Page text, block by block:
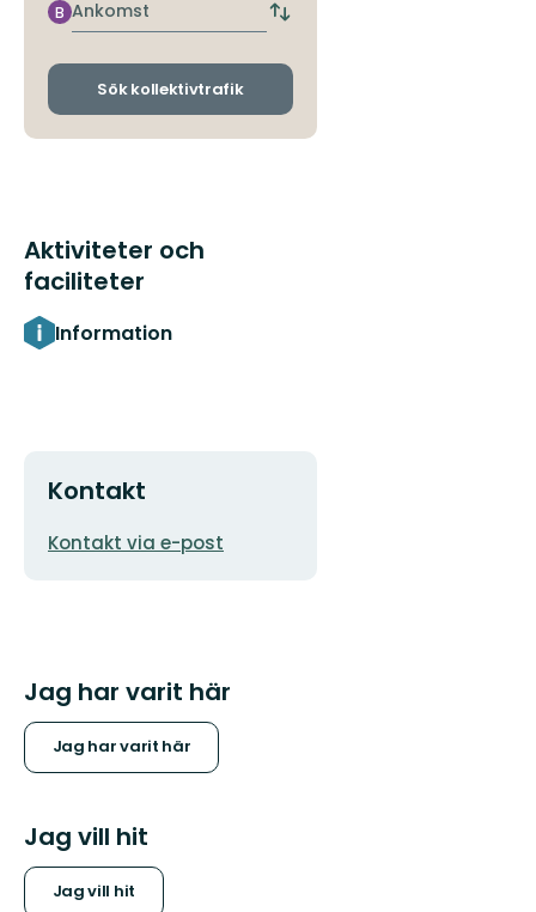
hållplats
Ankomst
B
Byt
och
Sök kollektivtrafik
Aktiviteter och
faciliteter
Information
Kontakt
E-
Kontakt via e-post
Jag har varit här
Jag har varit här
Jag vill hit
Jag vill hit